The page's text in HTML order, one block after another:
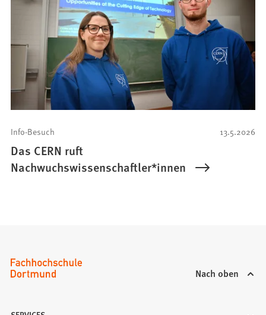
13.5.2026
Info-Besuch
Das CERN ruft
Nachwuchswissenschaftler*innen
Nach oben